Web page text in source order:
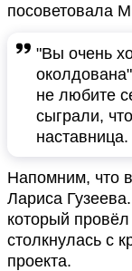
посоветовала
"Вы очень
не любите
сыграли,
наставница.
Напомним, что
Лариса
который
столкнулась с
проекта.